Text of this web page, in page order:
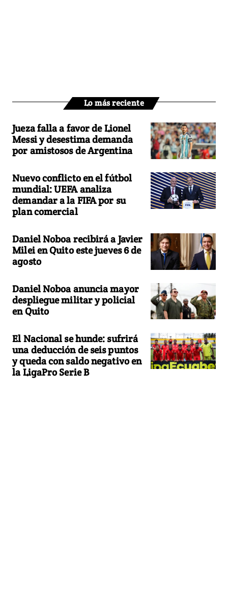
Lo más reciente
Jueza falla a favor de Lionel
Messi y desestima demanda
por amistosos de Argentina
Nuevo conflicto en el fútbol
mundial: UEFA analiza
demandar a la FIFA por su
plan comercial
Daniel Noboa recibirá a Javier
Milei en Quito este jueves 6 de
agosto
Daniel Noboa anuncia mayor
despliegue militar y policial
en Quito
El Nacional se hunde: sufrirá
una deducción de seis puntos
y queda con saldo negativo en
la LigaPro Serie B